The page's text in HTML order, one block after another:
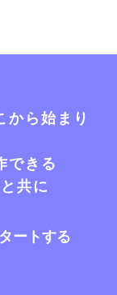
ら始まり
できる
共に
ートする